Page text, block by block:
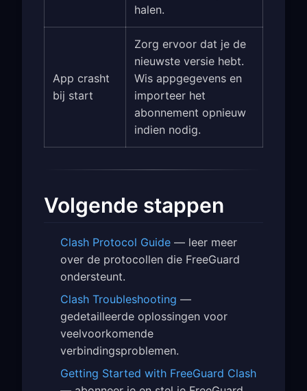
halen.
App crasht
bij start
Zorg ervoor dat je de
nieuwste versie hebt.
Wis appgegevens en
importeer het
abonnement opnieuw
indien nodig.
Volgende stappen
Clash Protocol Guide — leer meer
over de protocollen die FreeGuard
ondersteunt.
Clash Troubleshooting —
gedetailleerde oplossingen voor
veelvoorkomende
verbindingsproblemen.
Getting Started with FreeGuard Clash